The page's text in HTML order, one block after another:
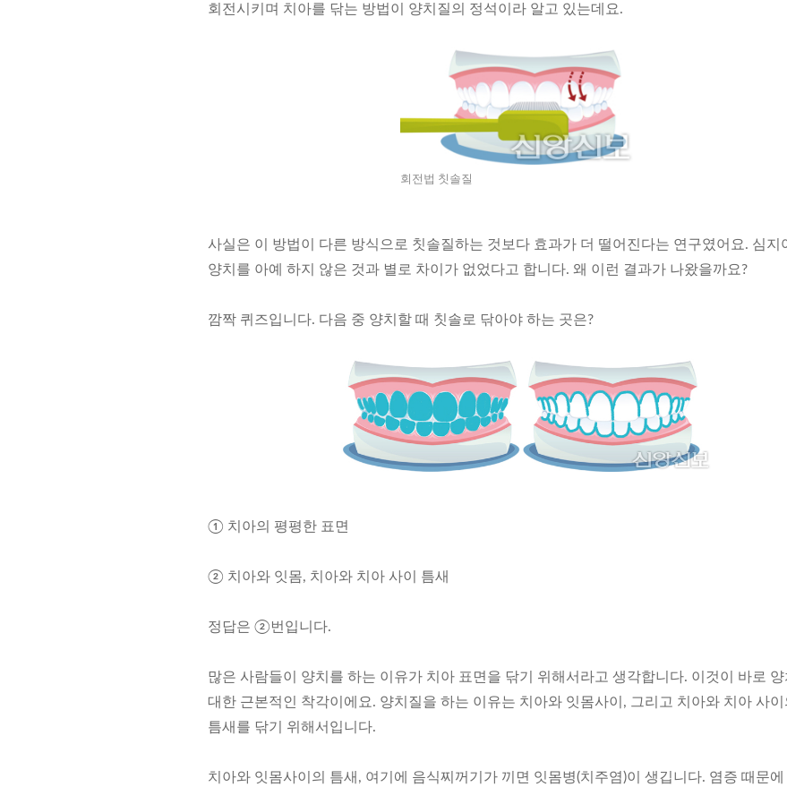
회전시키며 치아를 닦는 방법이 양치질의 정석이라 알고 있는데요.
회전법 칫솔질
사실은 이 방법이 다른 방식으로 칫솔질하는 것보다 효과가 더 떨어진다는 연구였어요. 심지
양치를 아예 하지 않은 것과 별로 차이가 없었다고 합니다. 왜 이런 결과가 나왔을까요?
깜짝 퀴즈입니다. 다음 중 양치할 때 칫솔로 닦아야 하는 곳은?
① 치아의 평평한 표면
② 치아와 잇몸, 치아와 치아 사이 틈새
정답은 ②번입니다.
많은 사람들이 양치를 하는 이유가 치아 표면을 닦기 위해서라고 생각합니다. 이것이 바로 양
대한 근본적인 착각이에요. 양치질을 하는 이유는 치아와 잇몸사이, 그리고 치아와 치아 사이
틈새를 닦기 위해서입니다.
치아와 잇몸사이의 틈새, 여기에 음식찌꺼기가 끼면 잇몸병(치주염)이 생깁니다. 염증 때문에